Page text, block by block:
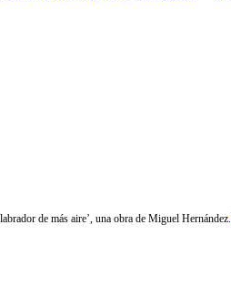
de más aire’, una obra de Miguel Hernández.